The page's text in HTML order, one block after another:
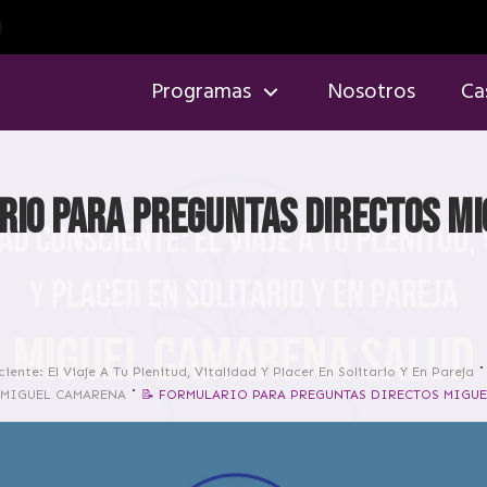
Programas Nosotros
PARA PREGUNTAS DIRECTOS
El Viaje A Tu Plenitud, Vitalidad Y Placer En Solitario Y En Pareja
CAMARENA
📝 FORMULARIO PARA PREGUNTAS DIRECTOS